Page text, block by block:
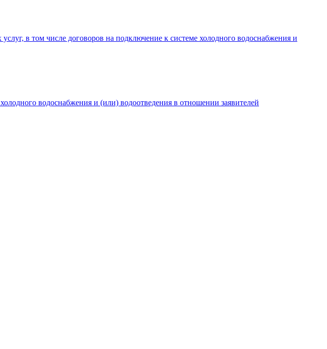
в том числе договоров на подключение к системе холодного водоснабжения и
водоснабжения и (или) водоотведения в отношении заявителей